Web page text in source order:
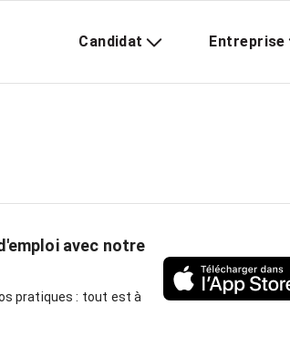
Candidat Entreprise
avec notre
pratiques : tout est à